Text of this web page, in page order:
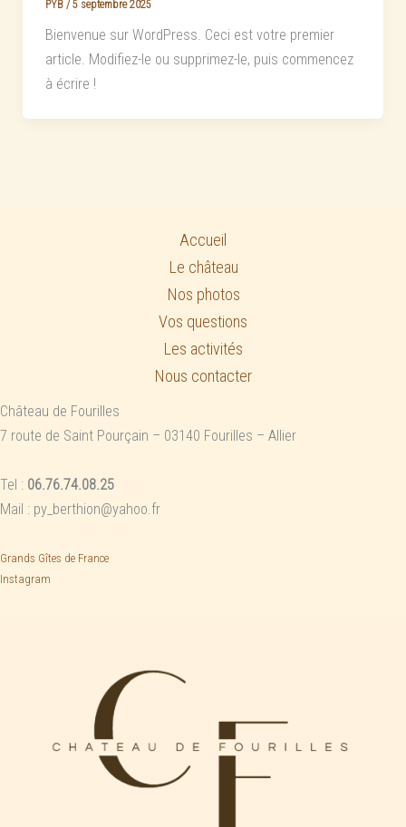
PYB /5 septembre 2025
Bienvenue sur WordPress. Ceci est votre premier
article. Modifiez-le ou supprimez-le, puis commencez
à écrire !
Accueil
Le château
Nos photos
Vos questions
Les activités
Nous contacter
Château de Fourilles
7 route de Saint Pourçain – 03140 Fourilles – Allier
Tel : 06.76.74.08.25
Mail : py_berthion@yahoo.fr
Grands Gîtes de France
Instagram